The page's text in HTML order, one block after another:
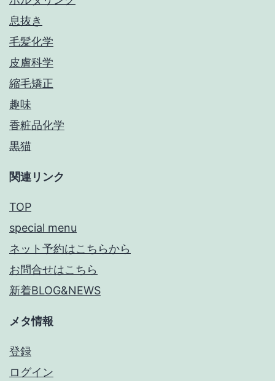
息抜き
毛髪化学
皮膚科学
縮毛矯正
趣味
香粧品化学
黒猫
関連リンク
TOP
special menu
ネット予約はこちらから
お問合せはこちら
新着BLOG&NEWS
メタ情報
登録
ログイン